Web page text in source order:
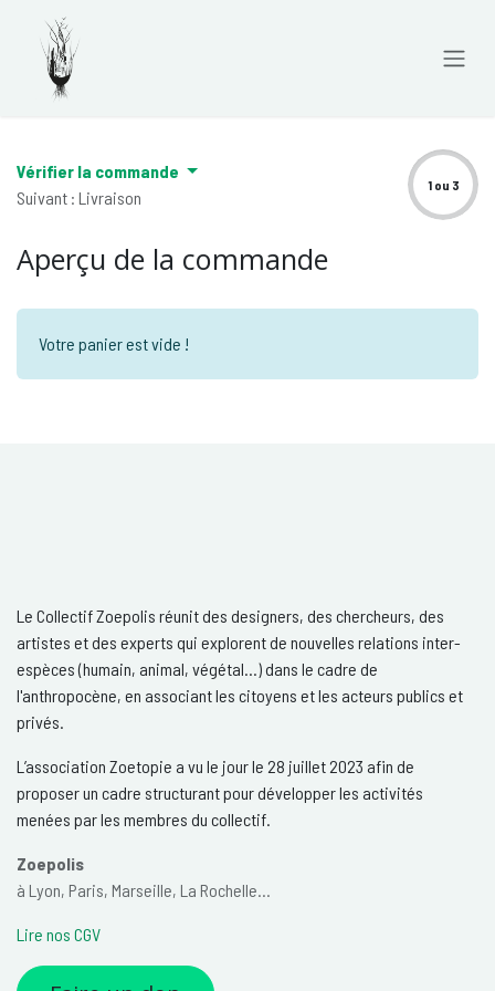
Se rendre au contenu
Vérifier la commande
Suivant : Livraison
1 ou 3
Aperçu de la commande
Votre panier est vide !
Le Collectif Zoepolis réunit des designers, des chercheurs, des
artistes et des experts qui explorent de nouvelles relations inter-
espèces (humain, animal, végétal…) dans le cadre de
l'anthropocène, en associant les citoyens et les acteurs publics et
privés.
L’association Zoetopie a vu le jour le 28 juillet 2023 afin de
proposer un cadre structurant pour développer les activités
menées par les membres du collectif.
Zoepolis
à Lyon, Paris, Marseille, La Rochelle...
Lire nos CGV